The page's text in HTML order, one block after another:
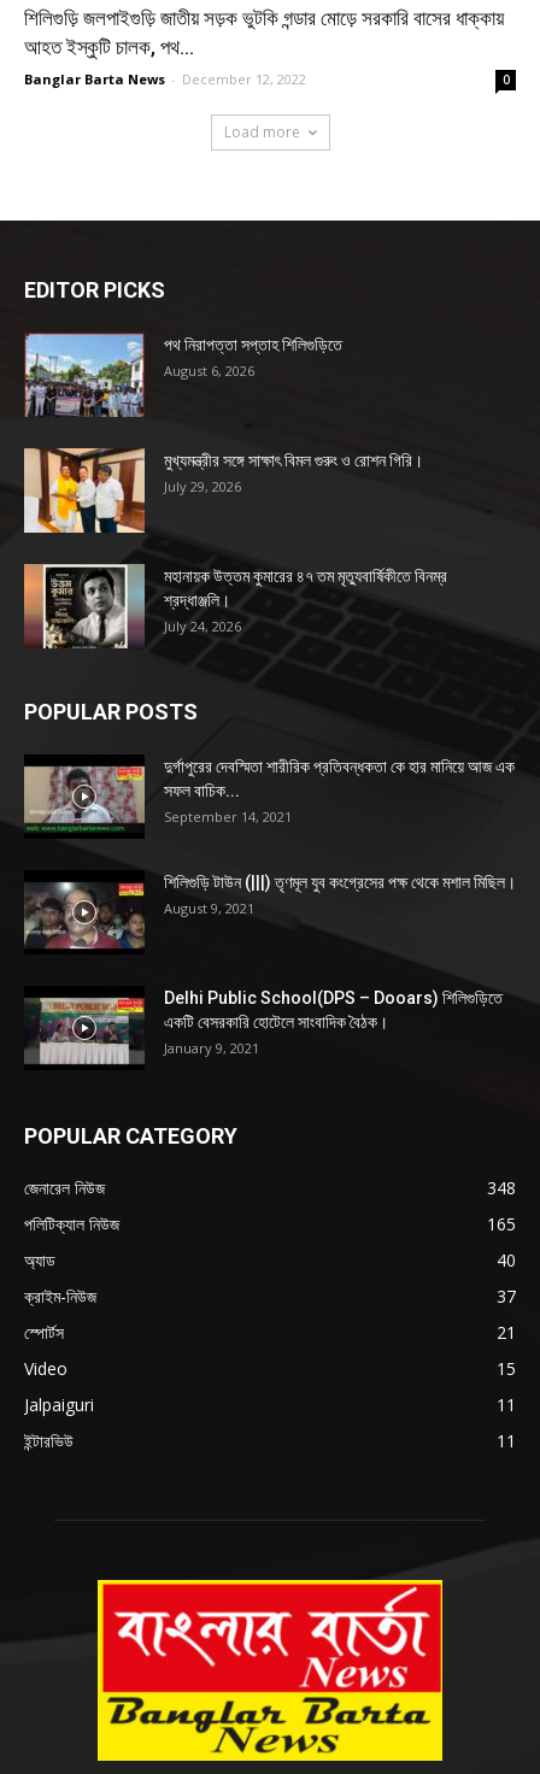
শিলিগুড়ি জলপাইগুড়ি জাতীয় সড়ক ভুটকি গন্ডার মোড়ে সরকারি বাসের ধাক্কায়
আহত ইস্কুটি চালক, পথ...
Banglar Barta News - December 12, 2022 0
Load more
EDITOR PICKS
পথ নিরাপত্তা সপ্তাহ শিলিগুড়িতে
August 6, 2026
মুখ্যমন্ত্রীর সঙ্গে সাক্ষাৎ বিমল গুরুং ও রোশন গিরি।
July 29, 2026
মহানায়ক উত্তম কুমারের ৪৭ তম মৃত্যুবার্ষিকীতে বিনম্র
শ্রদ্ধাঞ্জলি।
July 24, 2026
POPULAR POSTS
দুর্গাপুরের দেবস্মিতা শারীরিক প্রতিবন্ধকতা কে হার মানিয়ে আজ এক
সফল বাচিক...
September 14, 2021
শিলিগুড়ি টাউন (|||) তৃণমূল যুব কংগ্রেসের পক্ষ থেকে মশাল মিছিল।
August 9, 2021
Delhi Public School(DPS – Dooars) শিলিগুড়িতে
একটি বেসরকারি হোটেলে সাংবাদিক বৈঠক।
January 9, 2021
POPULAR CATEGORY
জেনারেল নিউজ
348
পলিটিক্যাল নিউজ
165
অ্যাড
40
ক্রাইম-নিউজ
37
স্পোর্টস
21
Video
15
Jalpaiguri
11
ইন্টারভিউ
11